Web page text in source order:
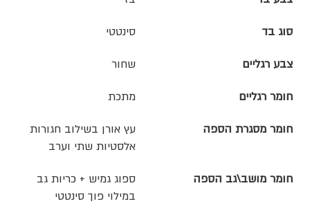
סוג בד סינטטי
צבע רגליים שחור
חומר רגליים מתכת
חומר מסגרת הספה
עץ אורן בשילוב חגורות
אלסטיות שתי וערב
חומר מושב\גב הספה
ספוג גמיש + כריות גב
במילוי פוך סינטטי